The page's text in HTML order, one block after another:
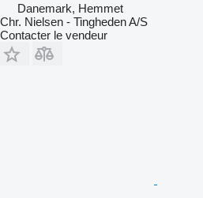
Danemark, Hemmet
Chr. Nielsen - Tingheden A/S
Contacter le vendeur